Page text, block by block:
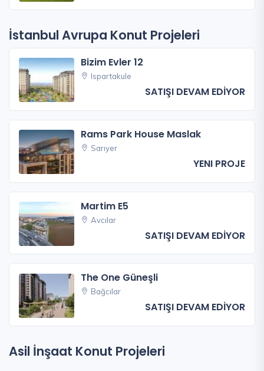
İstanbul Avrupa Konut Projeleri
Bizim Evler 12
Ispartakule
SATIŞI DEVAM EDİYOR
Rams Park House Maslak
Sarıyer
YENI PROJE
Martim E5
Avcılar
SATIŞI DEVAM EDİYOR
The One Güneşli
Bağcılar
SATIŞI DEVAM EDİYOR
Asil İnşaat Konut Projeleri